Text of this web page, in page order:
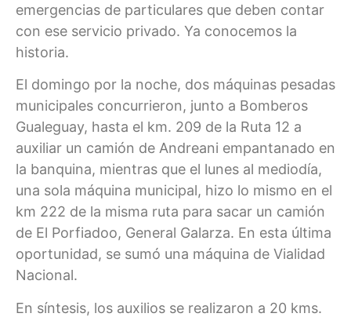
emergencias de particulares que deben contar
con ese servicio privado. Ya conocemos la
historia.
El domingo por la noche, dos máquinas pesadas
municipales concurrieron, junto a Bomberos
Gualeguay, hasta el km. 209 de la Ruta 12 a
auxiliar un camión de Andreani empantanado en
la banquina, mientras que el lunes al mediodía,
una sola máquina municipal, hizo lo mismo en el
km 222 de la misma ruta para sacar un camión
de El Porfiadoo, General Galarza. En esta última
oportunidad, se sumó una máquina de Vialidad
Nacional.
En síntesis, los auxilios se realizaron a 20 kms.